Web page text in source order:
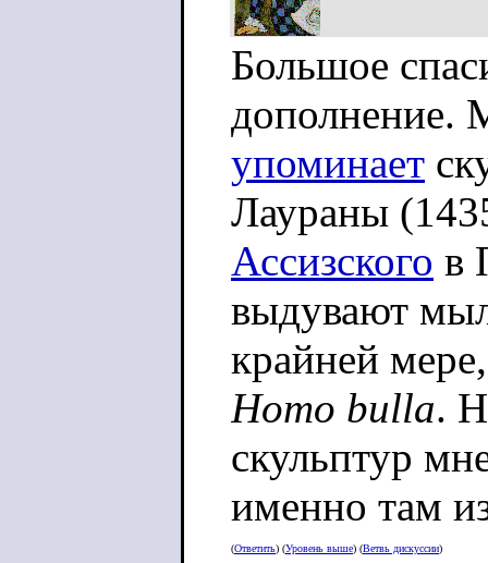
Большое
дополнение.
упоминает
Лаураны
Ассизского в
выдувают
крайней
Homo bulla.
скульптур
именно там
(Ответить) (Уровень выше) (Ветвь дискуссии)